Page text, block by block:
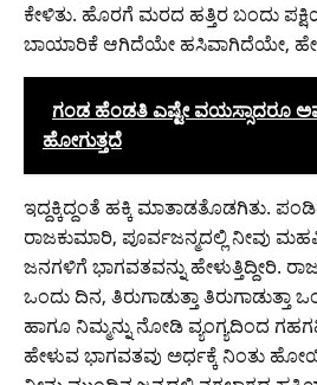
ಕೇಳಿತು. ಹೊರಗೆ ಮರದ ಹತ್ತಿರ ಬಂದು
ಬಾಯಾರಿಕೆ ಆಗಿದೆಯೇ ಹಸಿವಾಗಿದೆಯೇ,
ಗಂಡ ಹೆಂಡತಿ ಎಷ್ಟೇ ವಯಸ್ಸಾದರೂ
ಹೋಗುತ್ತದೆ
ಇದ್ದಕ್ಕಿದ್ದಂತೆ ಹಕ್ಕಿ ಮಾತಾಡತೊಡಗಿತು.
ರಾಜಕುಮಾರಿ, ಪೂರ್ವಜನ್ಮದಲ್ಲಿ ನೀವು
ಜನಗಳಿಗೆ ಭಾಗವತವನ್ನು ಹೇಳುತ್ತಿದ್ದೀರಿ.
ಒಂದು ದಿನ, ತಿರುಗಾಡುತ್ತಾ
ಹಾಗೂ ನಿಮ್ಮನ್ನು ನೋಡಿ ವ್ಯಂಗ್ಯದಿಂದ
ಹೇಳುವ ಭಾಗವತವು ಅರ್ಧಕ್ಕೆ ನಿಂತು